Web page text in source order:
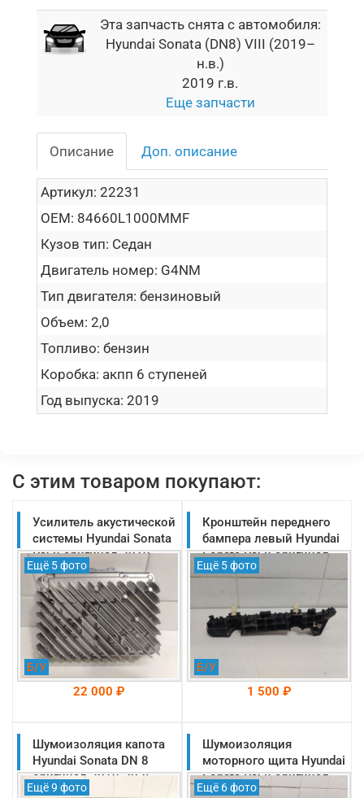
Эта запчасть снята с автомобиля:
Hyundai Sonata (DN8) VIII (2019–
н.в.)
2019 г.в.
Еще запчасти
Описание Доп. описание
Артикул: 22231
OEM: 84660L1000MMF
Кузов тип: Седан
Двигатель номер: G4NM
Тип двигателя: бензиновый
Объем: 2,0
Топливо: бензин
Коробка: акпп 6 ступеней
Год выпуска: 2019
С этим товаром покупают:
Усилитель акустической
системы Hyundai Sonata
DN 8 оригинал 2019-
2025 (96370L1200)
Ещё 5 фото
Б/У
22 000 ₽
На складе: Раменское
-->
Кронштейн переднего
бампера левый Hyundai
Sonata DN 8 оригинал
2019-2025
Ещё 5 фото
Б/У
1 500 ₽
На складе: Раменское
-->
Шумоизоляция капота
Hyundai Sonata DN 8
оригинал 2019-2025
(81125L1000)
Ещё 9 фото
Шумоизоляция
моторного щита Hyundai
Sonata DN 8 оригинал
2019-2025
Ещё 6 фото